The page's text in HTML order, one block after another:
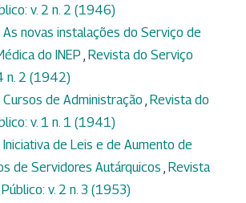
v. 2 n. 2 (1946)
As novas instalações do Serviço de
do INEP Revista do Serviço
n. 2 (1942)
Cursos de Administração Revista do
v. 1 n. 1 (1941)
Iniciativa de Leis e de Aumento de
de Servidores Autárquicos Revista
v. 2 n. 3 (1953)